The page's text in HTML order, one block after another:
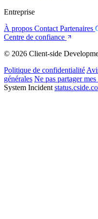
Entreprise
À propos Contact Partenaires
Centre de confiance
© 2026 Client-side
Politique de confidentialité
générales Ne pas partager
System Incident